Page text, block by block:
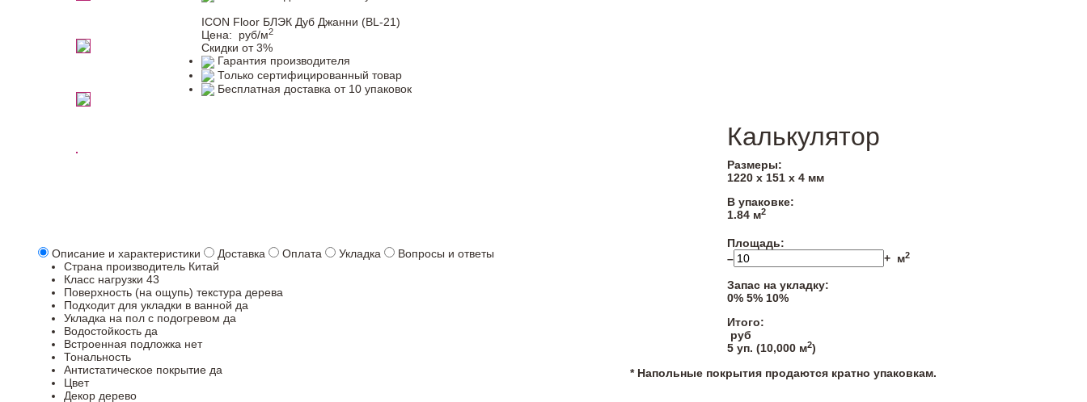
ICON Floor БЛЭК Дуб Джанни (BL-21)
Цена:
руб/м2
Скидки от 3%
Гарантия производителя
Только сертифицированный товар
Бесплатная доставка от 10 упаковок
Калькулятор
Размеры:
1220 х 151 х 4 мм
В упаковке:
1.84 м2
Площадь:
–
+ м2
Запас на укладку:
0% 5% 10%
Итого:
руб
5 уп. (10,000 м2)
* Напольные покрытия продаются кратно упаковкам.
Описание и характеристики Доставка Оплата Укладка
Вопросы и ответы
Страна производитель Китай
Класс нагрузки 43
Поверхность (на ощупь) текстура дерева
Подходит для укладки в ванной да
Укладка на пол c подогревом да
Водостойкость да
Встроенная подложка нет
Тональность
Антистатическое покрытие да
Цвет
Декор дерево